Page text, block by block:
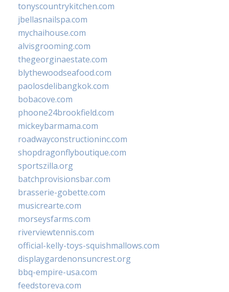
tonyscountrykitchen.com
jbellasnailspa.com
mychaihouse.com
alvisgrooming.com
thegeorginaestate.com
blythewoodseafood.com
paolosdelibangkok.com
bobacove.com
phoone24brookfield.com
mickeybarmama.com
roadwayconstructioninc.com
shopdragonflyboutique.com
sportszilla.org
batchprovisionsbar.com
brasserie-gobette.com
musicrearte.com
morseysfarms.com
riverviewtennis.com
official-kelly-toys-squishmallows.com
displaygardenonsuncrest.org
bbq-empire-usa.com
feedstoreva.com